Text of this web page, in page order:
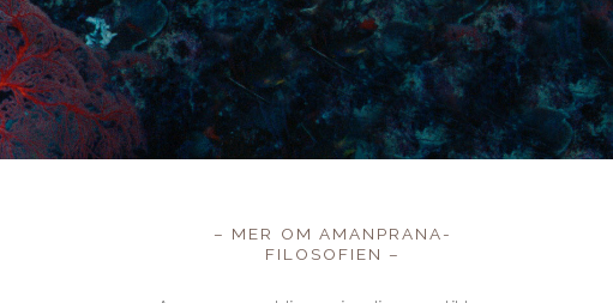
– MER OM AMANPRANA-
FILOSOFIEN –